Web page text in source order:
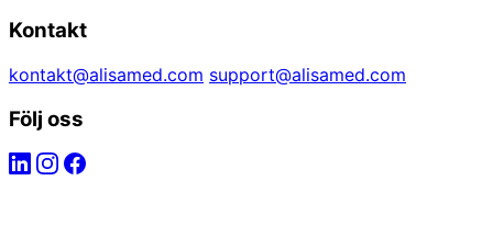
Kontakt
kontakt@alisamed.com support@alisamed.com
Följ oss